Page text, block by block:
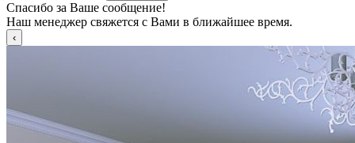
Спасибо за Ваше сообщение!
Наш менеджер свяжется с Вами в ближайшее время.